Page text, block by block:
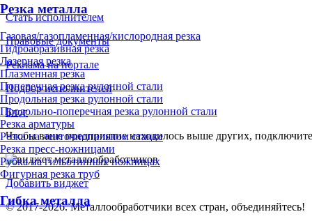
Резка металла
Газовая/газопламенная/кислородная резка
Гидроабразивная резка
Лазерная резка
Плазменная резка
Поперечная резка рулонной стали
Продольная резка рулонной стали
Продольно-поперечная резка рулонной стали
Резка арматуры
Резка на ленточнопильном станке
Резка пресс-ножницами
Рубка на гильотинных ножницах
Фигурная резка труб
Гибка металла
Стать исполнителем
Правовые документы
Реклама на портале
Подбор исполнителей
Блог
Чтобы ваше предприятие находилось выше других,
Добавить виджет
© 2017-2026. Металлообработчики всех стран, объединяйтесь!